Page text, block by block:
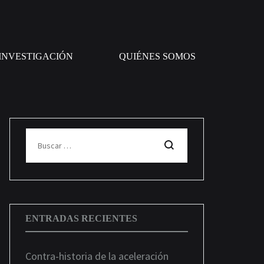
QUIÉNES SOMOS
Buscar
ENTRADAS RECIENTES
Contra-historia de la aceleración